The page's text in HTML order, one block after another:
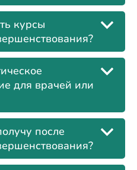
курсы
для врачей или
после